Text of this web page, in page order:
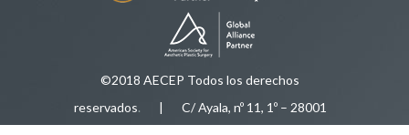
©2018 AECEP Todos los derechos
reservados. | C/ Ayala, nº 11, 1º – 28001